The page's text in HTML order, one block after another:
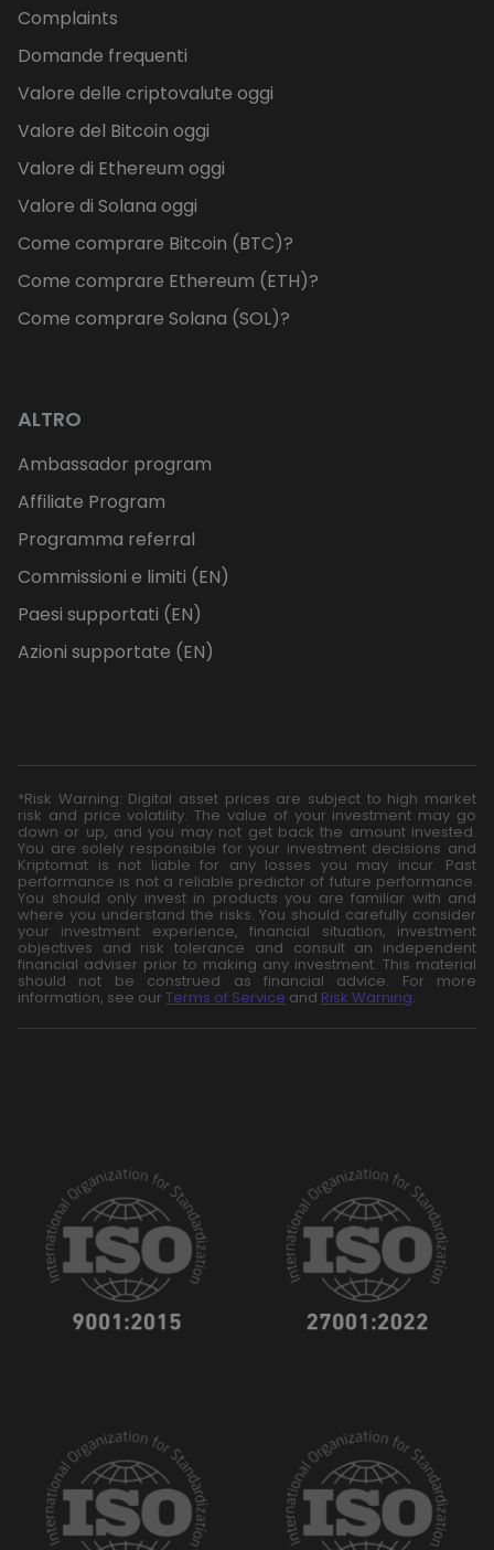
Complaints
Domande frequenti
Valore delle criptovalute oggi
Valore del Bitcoin oggi
Valore di Ethereum oggi
Valore di Solana oggi
Come comprare Bitcoin (BTC)?
Come comprare Ethereum (ETH)?
Come comprare Solana (SOL)?
ALTRO
Ambassador program
Affiliate Program
Programma referral
Commissioni e limiti (EN)
Paesi supportati (EN)
Azioni supportate (EN)
*Risk Warning: Digital asset prices are subject to high market
risk and price volatility. The value of your investment may go
down or up, and you may not get back the amount invested.
You are solely responsible for your investment decisions and
Kriptomat is not liable for any losses you may incur. Past
performance is not a reliable predictor of future performance.
You should only invest in products you are familiar with and
where you understand the risks. You should carefully consider
your investment experience, financial situation, investment
objectives and risk tolerance and consult an independent
financial adviser prior to making any investment. This material
should not be construed as financial advice. For more
information, see our Terms of Service and Risk Warning.